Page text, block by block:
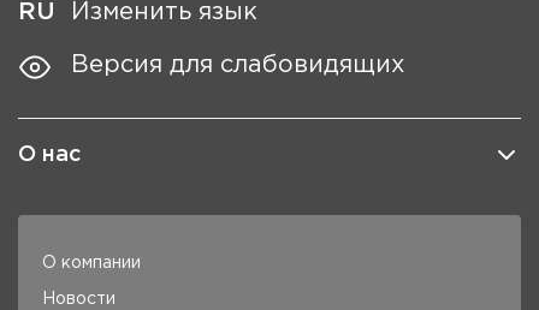
RU Изменить язык
Версия для слабовидящих
О нас
О компании
Новости